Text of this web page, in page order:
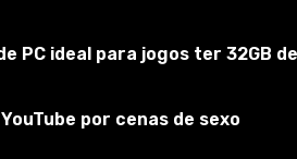
Inscreva-se no jogo
ideal para jogos ter 32GB de
por cenas de sexo